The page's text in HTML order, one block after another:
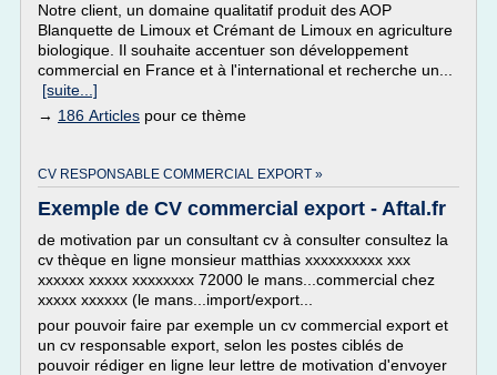
Notre client, un domaine qualitatif produit des AOP
Blanquette de Limoux et Crémant de Limoux en agriculture
biologique. Il souhaite accentuer son développement
commercial en France et à l'international et recherche un...
[suite...]
→ 186 Articles pour ce thème
CV RESPONSABLE COMMERCIAL EXPORT »
Exemple de CV commercial export - Aftal.fr
de motivation par un consultant cv à consulter consultez la
cv thèque en ligne monsieur matthias xxxxxxxxxx xxx
xxxxxx xxxxx xxxxxxxx 72000 le mans...commercial chez
xxxxx xxxxxx (le mans...import/export...
pour pouvoir faire par exemple un cv commercial export et
un cv responsable export, selon les postes ciblés de
pouvoir rédiger en ligne leur lettre de motivation d'envoyer